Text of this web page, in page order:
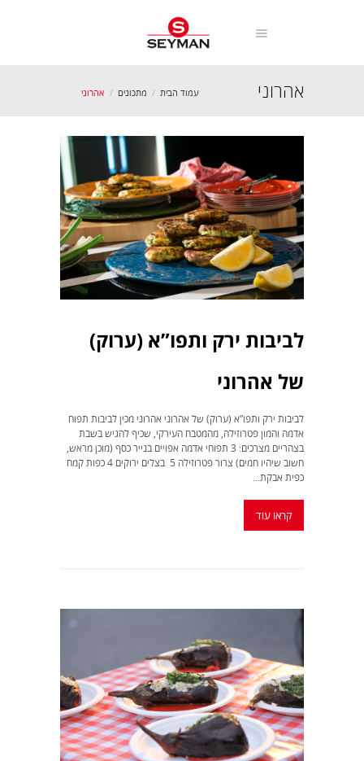
אהרוני עמוד הבית מתכונים אהרוני
לביבות ירק ותפו”א (ערוק)
של אהרוני
לביבות ירק ותפו”א (ערוק) של אהרוני אהרוני מכין לביבות תפוח
אדמה והמון פטרוזילה, מהמטבח העירקי, שכיף להגיש בשבת
בצהריים מצרכים: 3 תפוחי אדמה אפויים בנייר כסף (מוכן מראש,
חשוב שיהיו חמים) צרור פטרוזילה 5 בצלים ירוקים 4 כפות קמח
כפית אבקת...
קראו עוד